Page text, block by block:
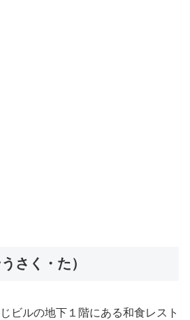
さく・た）
ビルの地下１階にある和食レスト